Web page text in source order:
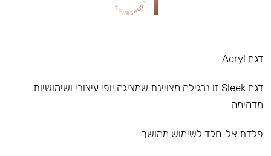
דגם Acryl
דגם Sleek זו נרגילה מצויינת שמציגה יופי עיצובי ושימושיות
מדהימה
פלדת אל-חלד לשימוש ממושך